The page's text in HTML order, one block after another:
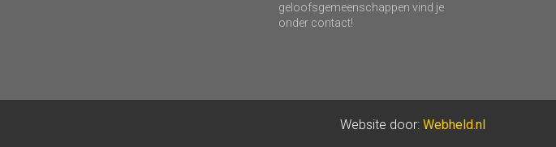
geloofsgemeenschappen vind je
onder contact!
Website door: Webheld.nl